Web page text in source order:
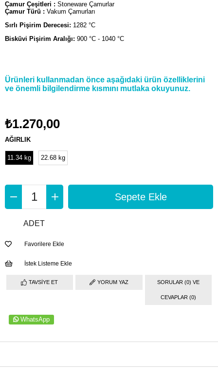
Çamur Çeşitleri : Stoneware Çamurlar
Çamur Türü : Vakum Çamurları
Sırlı Pişirim Derecesi: 1282 °C
Bisküvi Pişirim Aralığı: 900 °C - 1040 °C
Ürünleri kullanmadan önce aşağıdaki ürün özelliklerini
ve önemli bilgilendirme kısmını mutlaka okuyunuz.
₺1.270,00
AĞIRLIK
11.34 kg 22.68 kg
ADET
Favorilere Ekle
İstek Listeme Ekle
TAVSIYE ET YORUM YAZ SORULAR (0) VE
CEVAPLAR (0)
WhatsApp